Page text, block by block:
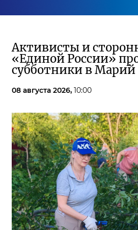
Активисты и
«Единой России»
субботники в Марий
08 августа 2026, 10:00